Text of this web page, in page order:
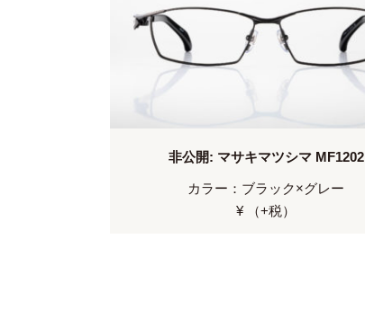
非公開: マサキマツシマ MF1202
カラー：ブラック×グレー
¥ （+税）